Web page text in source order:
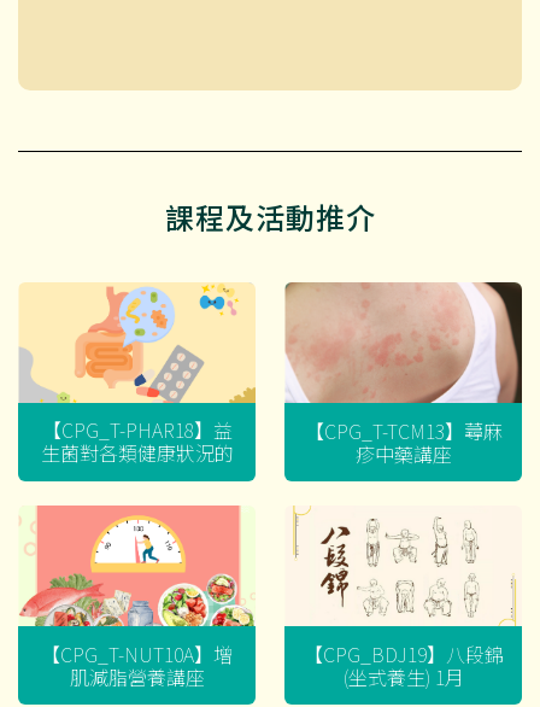
課程及活動推介
【CPG_T-PHAR18】益
生菌對各類健康狀況的
迷思
【CPG_T-TCM13】蕁麻
疹中藥講座
【CPG_T-NUT10A】增
肌減脂營養講座
【CPG_BDJ19】八段錦
(坐式養生) 1月